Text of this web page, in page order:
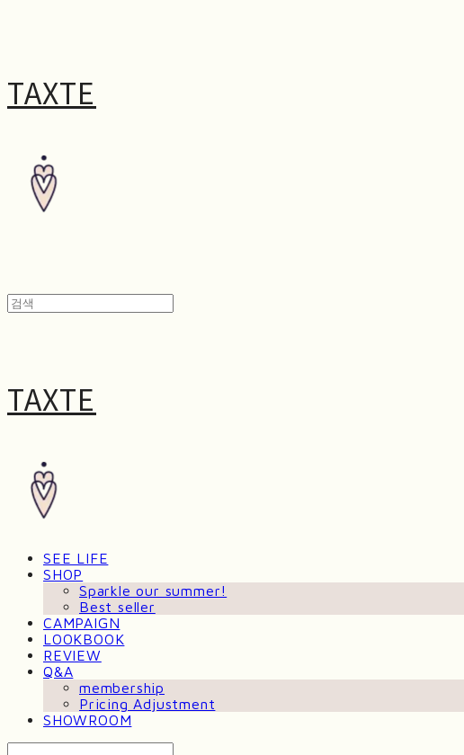
TAXTE
TAXTE
SEE LIFE
SHOP
Sparkle our summer!
Best seller
CAMPAIGN
LOOKBOOK
REVIEW
Q&A
membership
Pricing Adjustment
SHOWROOM